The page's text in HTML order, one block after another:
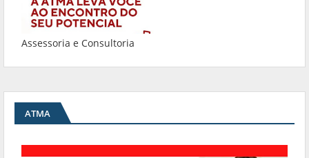
Assessoria e Consultoria
ATMA